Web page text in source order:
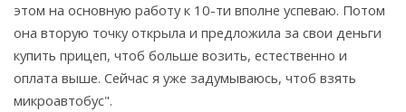
этом на основную работу к 10-ти вполне успеваю. Потом
она вторую точку открыла и предложила за свои деньги
купить прицеп, чтоб больше возить, естественно и
оплата выше. Сейчас я уже задумываюсь, чтоб взять
микроавтобус".